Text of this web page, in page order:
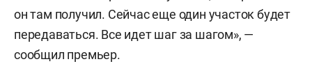
он там получил. Сейчас еще один участок будет
передаваться. Все идет шаг за шагом», —
сообщил премьер.